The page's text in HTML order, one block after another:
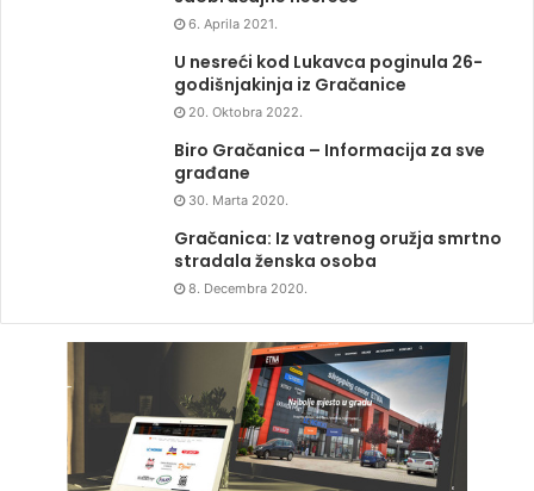
6. Aprila 2021.
U nesreći kod Lukavca poginula 26-
godišnjakinja iz Gračanice
20. Oktobra 2022.
Biro Gračanica – Informacija za sve
građane
30. Marta 2020.
Gračanica: Iz vatrenog oružja smrtno
stradala ženska osoba
8. Decembra 2020.